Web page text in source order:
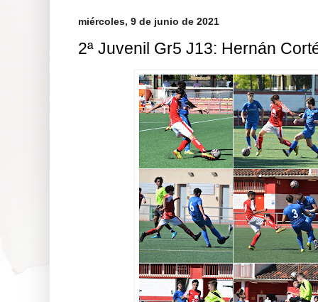
miércoles, 9 de junio de 2021
2ª Juvenil Gr5 J13: Hernán